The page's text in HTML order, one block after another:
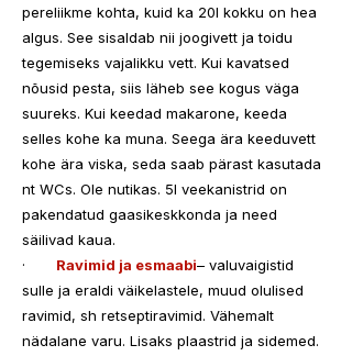
pereliikme kohta, kuid ka 20l kokku on hea
algus. See sisaldab nii joogivett ja toidu
tegemiseks vajalikku vett. Kui kavatsed
nõusid pesta, siis läheb see kogus väga
suureks. Kui keedad makarone, keeda
selles kohe ka muna. Seega ära keeduvett
kohe ära viska, seda saab pärast kasutada
nt WCs. Ole nutikas. 5l veekanistrid on
pakendatud gaasikeskkonda ja need
säilivad kaua.
· Ravimid ja esmaabi– valuvaigistid
sulle ja eraldi väikelastele, muud olulised
ravimid, sh retseptiravimid. Vähemalt
nädalane varu. Lisaks plaastrid ja sidemed.